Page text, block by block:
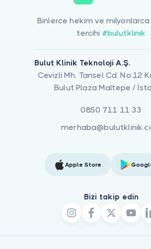
Binlerce hekim ve milyonlarca
tercihi #bulutklinik
Bulut Klinik Teknoloji A.Ş.
Cevizli Mh. Tansel Cd. No:12
Bulut Plaza Maltepe /
0850 711 11 33
Apple Store
Bizi takip edin